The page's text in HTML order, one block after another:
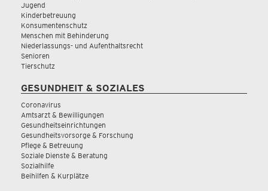
Jugend
Kinderbetreuung
Konsumentenschutz
Menschen mit Behinderung
Niederlassungs- und Aufenthaltsrecht
Senioren
Tierschutz
GESUNDHEIT & SOZIALES
Coronavirus
Amtsarzt & Bewilligungen
Gesundheitseinrichtungen
Gesundheitsvorsorge & Forschung
Pflege & Betreuung
Soziale Dienste & Beratung
Sozialhilfe
Beihilfen & Kurplätze